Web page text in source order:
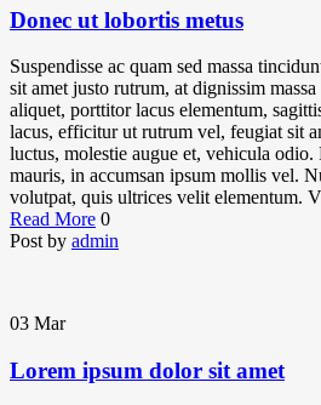
Donec ut lobortis metus
Suspendisse ac quam sed massa
sit amet justo rutrum, at dignissim
aliquet, porttitor lacus elementum,
lacus, efficitur ut rutrum vel, feugiat sit
luctus, molestie augue et, vehicula odio.
mauris, in accumsan ipsum mollis vel.
volutpat, quis ultrices velit elementum.
Read More 0
Post by admin
03 Mar
Lorem ipsum dolor sit amet